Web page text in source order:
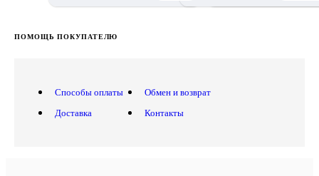
ПОМОЩЬ ПОКУПАТЕЛЮ
Способы оплаты
Доставка
Обмен и возврат
Контакты